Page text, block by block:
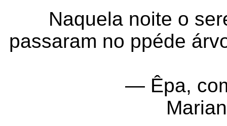
Naquela noite o
passaram no ppéde
— Êpa,